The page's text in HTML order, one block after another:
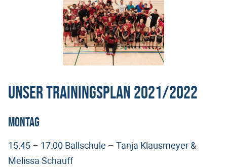
Unser Trainingsplan 2021/2022
Montag
15:45 – 17:00 Ballschule – Tanja Klausmeyer &
Melissa Schauff